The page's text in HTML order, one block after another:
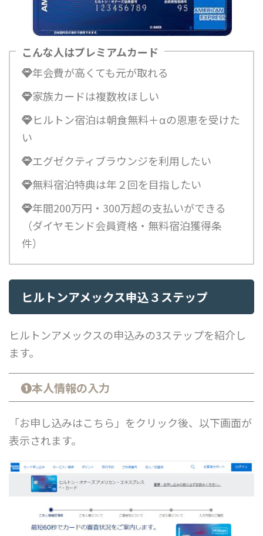
こんな人はプレミアムカード
年会費が高くても元が取れる
家族カードは複数枚ほしい
ヒルトン宿泊は朝食無料＋αの恩恵を受けた
い
エグゼクティブラウンジを利用したい
無料宿泊特典は年２回を目指したい
年間200万円・300万超の支払いができる
（ダイヤモンド会員資格・無料宿泊獲得条
件）
ヒルトンアメックス申込３ステップ
ヒルトンアメックスの申込みの3ステップを紹介し
ます。
❶本人情報の入力
「お申し込みはこちら」をクリック後、以下画面が
表示されます。